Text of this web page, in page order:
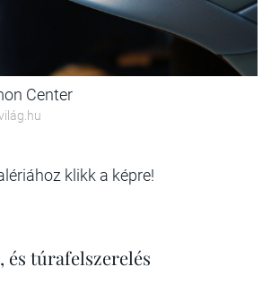
Center
klikk a képre!
túrafelszerelés